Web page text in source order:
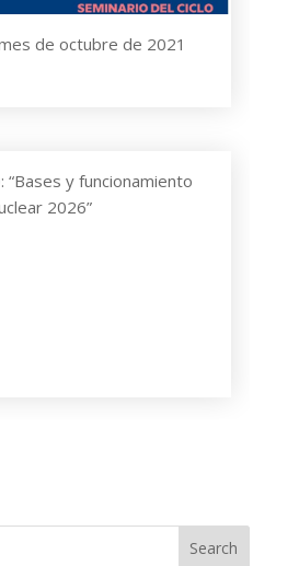
de octubre de 2021
“Bases y funcionamiento
2026”